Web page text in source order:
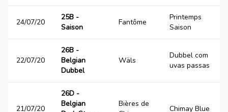
24/07/20
25B -
Saison
Fantôme
Printemps
Saison
22/07/20
26B -
Belgian
Dubbel
Wäls
Dubbel com
uvas passas
21/07/20
26D -
Belgian
Bières de
Chimay Blue